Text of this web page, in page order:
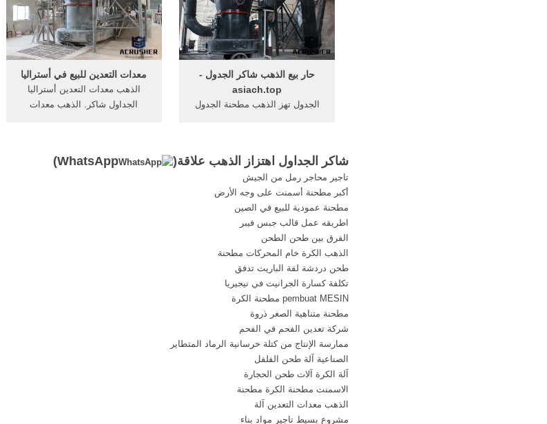
معدات التعدين للبيع في أستراليا
الذهب معدات التعدين أستراليا
الجداول شاكر. الذهب معدات
حار بيع الذهب شاكر الجدول -
asiach.top
الجدول تهز الذهب مطحنة الجدول
شاكر الجداول اهتزاز الذهب علاقة( WhatsApp
)
تاجير محاجر رمل من الجيش
أكبر مطحنة أسمنت على وجه الأرض
مطحنة عمودية للبيع في الصين
اطريقه عمل قالب جبس فيبر
الفرق بين طحن الطحن
الذهب الكرة خام المحركات مطحنة
طحن دردشة لفة الباريت تدفق
تكلفة كسارة الجرانيت في نيجيريا
pembuat MESIN مطحنة الكرة
مطحنة متناهية الصغر ذروة
شركة تعدين الفحم في الفحم
ممارسة الإنتاج من كتلة خرسانية الرماد المتطاير
الصناعية آلة طحن الفلفل
آلة الكرة آلات طحن الحجارة
الاسمنت مطحنة الكرة مطحنة
الذهب معدات التعدين آلة
مشروع بسيط تاجير مواد بناء